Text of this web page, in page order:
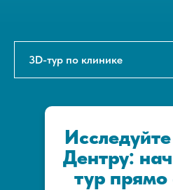
Дентру:
тур прямо